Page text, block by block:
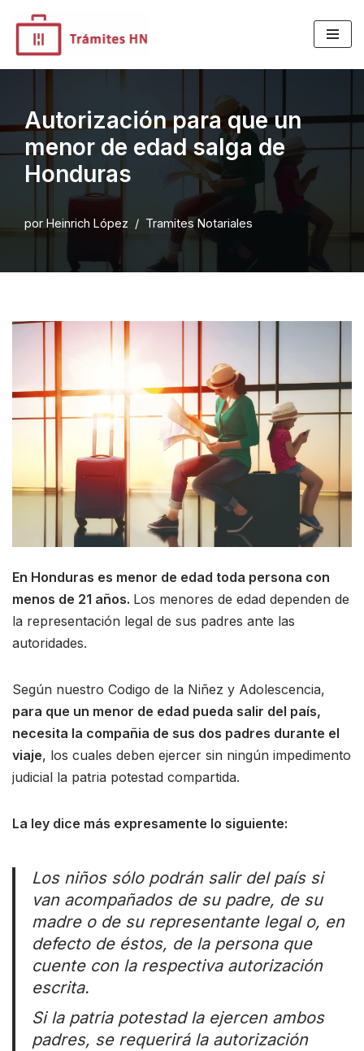
Saltar
al
Autorización para que un
menor de edad salga de
Honduras
por Heinrich López Tramites Notariales
En Honduras es menor de edad toda persona con
menos de 21 años. Los menores de edad dependen de
la representación legal de sus padres ante las
autoridades.
Según nuestro Codigo de la Niñez y Adolescencia,
para que un menor de edad pueda salir del país,
necesita la compañia de sus dos padres durante el
viaje, los cuales deben ejercer sin ningún impedimento
judicial la patria potestad compartida.
La ley dice más expresamente lo siguiente:
Los niños sólo podrán salir del país si
van acompañados de su padre, de su
madre o de su representante legal o, en
defecto de éstos, de la persona que
cuente con la respectiva autorización
escrita.
Si la patria potestad la ejercen ambos
padres, se requerirá la autorización